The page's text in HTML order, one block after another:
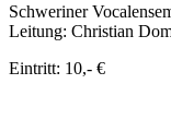
Schweriner
Leitung: Christian
Eintritt: 10,- €